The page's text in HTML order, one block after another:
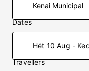
Dates
Hét 10 Aug -
Travellers